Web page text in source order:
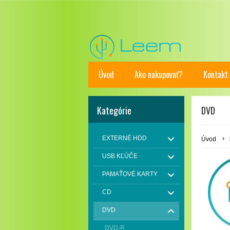
Úvod Ako nakupovať? Kontakt
Kategórie
EXTERNÉ HDD
USB KĽÚČE
PAMAŤOVÉ KARTY
CD
DVD
DVD-R
DVD
Úvod